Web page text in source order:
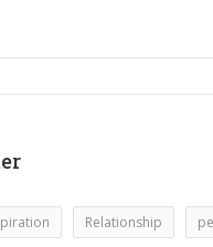
Relationship